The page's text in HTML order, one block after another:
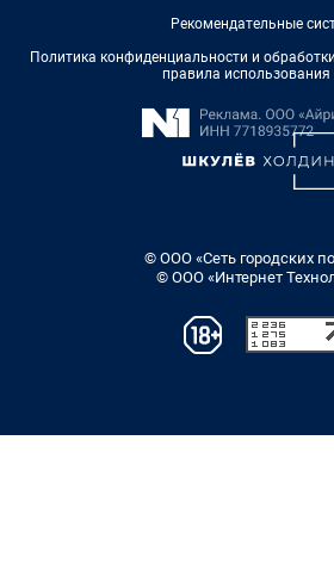
Рекомендательные
Политика конфиденциальности и
правила использования
© ООО «Сеть городских
© ООО «Интернет